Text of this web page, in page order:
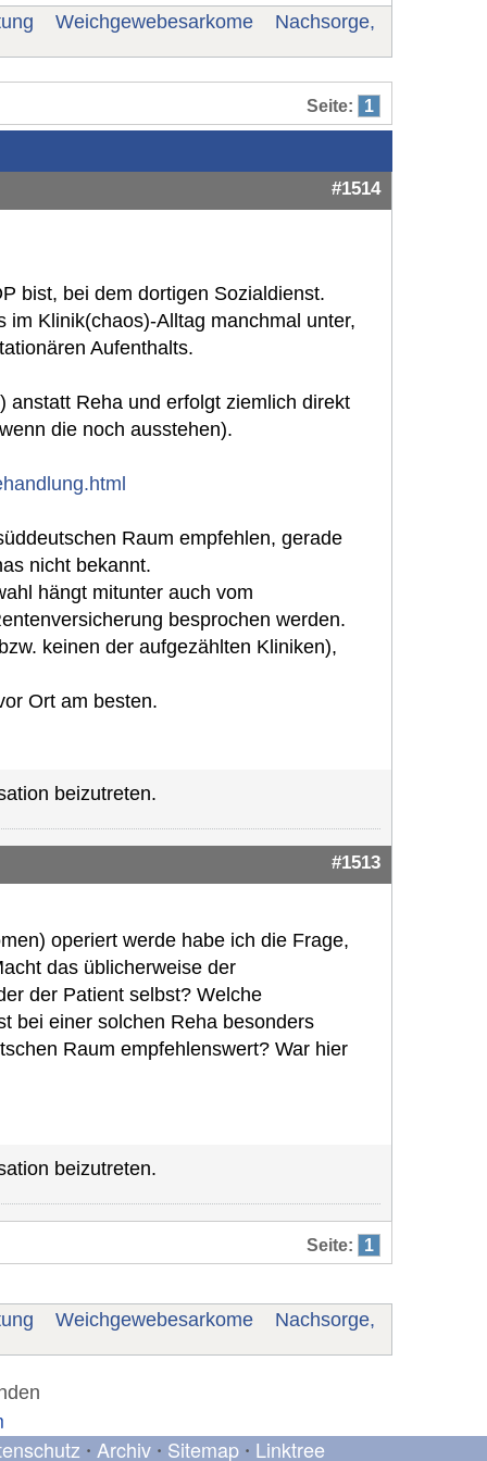
Weichgewebesarkome Nachsorge,
Seite: 1
#1514
bist, bei dem dortigen Sozialdienst.
Klinik(chaos)-Alltag manchmal unter,
Aufenthalts.
anstatt Reha und erfolgt ziemlich direkt
die noch ausstehen).
Raum empfehlen, gerade
nicht bekannt.
hängt mitunter auch vom
besprochen werden.
keinen der aufgezählten Kliniken),
Ort am besten.
beizutreten.
#1513
operiert werde habe ich die Frage,
das üblicherweise der
der Patient selbst? Welche
bei einer solchen Reha besonders
Raum empfehlenswert? War hier
beizutreten.
Seite: 1
Weichgewebesarkome Nachsorge,
• Archiv • Sitemap • Linktree